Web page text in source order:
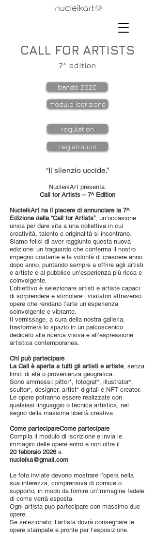
CALL FOR ARTISTS
7^ edition
bando 2026
modulo iscrizione
regulation
registration
“Il silenzio uccide.”
NucleikArt presenta:
Call for Artists – 7^ Edition
NucleikArt ha il piacere di annunciare la 7^
Edizione della “Call for Artists”, un’occasione
unica per dare vita a una collettiva in cui
creatività, talento e originalità si incontrano.
Siamo felici di aver raggiunto questa nuova
edizione: un traguardo che conferma il nostro
impegno costante e la volontà di crescere anno
dopo anno, puntando sempre a offrire agli artisti
e artiste e al pubblico un’esperienza più ricca e
coinvolgente.
L’obiettivo è selezionare artisti e artiste capaci
di sorprendere e stimolare i visitatori attraverso
opere che rendano l’arte un’esperienza
coinvolgente e vibrante.
Il vernissage, a cura della nostra galleria,
trasformerà lo spazio in un palcoscenico
dedicato alla ricerca visiva e all’espressione
artistica contemporanea.
Chi può partecipare
La Call è aperta a tutti gli artisti e artiste, senza
limiti di età o provenienza geografica.
Sono ammessi: pittor*, fotograf*, illustrator*,
scultor*, designer, artist* digitali e NFT creator.
Le opere potranno essere realizzate con
qualsiasi linguaggio o tecnica artistica, nel
segno della massima libertà creativa.
Come partecipareCome partecipare
Compila il modulo di iscrizione e invia le
immagini delle opere entro e non oltre il
20 febbraio 2026a:
nucleika@gmail.com
Le foto inviate devono mostrare l’opera nella
sua interezza, comprensiva di cornice o
supporto, in modo da fornire un’immagine fedele
di come verrà esposta.
Ogni artista può partecipare con massimo due
opere.
Se selezionato, l’artista dovrà consegnare le
opere stampate e pronte per l’esposizione.